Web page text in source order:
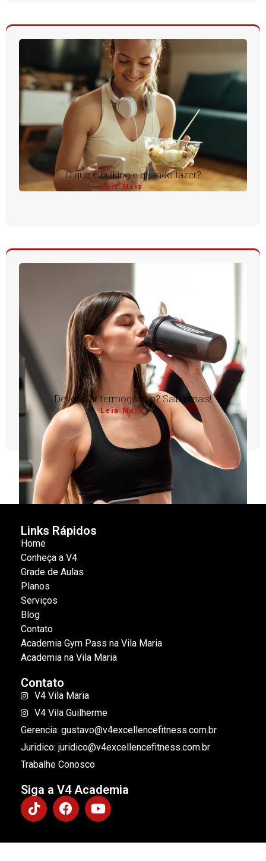
O que é bulking e quando fazer?
Leia Mais
Devo usar termogênico? Saiba mais!
Leia Mais
Links Rápidos
Home
Conheça a V4
Grade de Aulas
Planos
Serviços
Blog
Contato
Academia Gym Pass na Vila Maria
Academia na Vila Maria
Contato
V4 Vila Maria
V4 Vila Guilherme
Gerencia: gustavo@v4excellencefitness.com.br
Juridico: juridico@v4excellencefitness.com.br
Trabalhe Conosco
Siga a V4 Academia